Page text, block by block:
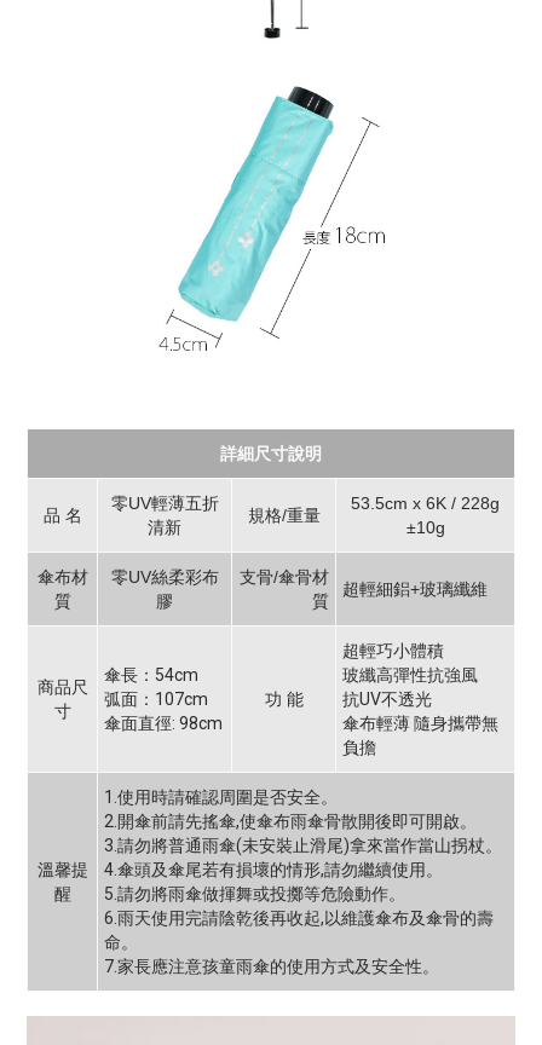
詳細尺寸說明
品 名
零UV輕薄五折
清新
規格/重量
53.5cm x 6K / 228g
±10g
傘布材
質
零UV絲柔彩布
膠
支骨/傘骨材
質
超輕細鋁+玻璃纖維
商品尺
寸
傘長：54cm
弧面：107cm
傘面直徑: 98cm
功 能
超輕巧小體積
玻纖高彈性抗強風
抗UV不透光
傘布輕薄 隨身攜帶無
負擔
溫馨提
醒
1.使用時請確認周圍是否安全。
2.開傘前請先搖傘,使傘布雨傘骨散開後即可開啟。
3.請勿將普通雨傘(未安裝止滑尾)拿來當作當山拐杖。
4.傘頭及傘尾若有損壞的情形,請勿繼續使用。
5.請勿將雨傘做揮舞或投擲等危險動作。
6.雨天使用完請陰乾後再收起,以維護傘布及傘骨的壽
命。
7.家長應注意孩童雨傘的使用方式及安全性。